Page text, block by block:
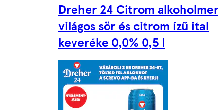
Dreher 24 Citrom
világos sör és citrom ízű ital
keveréke 0,0% 0,5 l